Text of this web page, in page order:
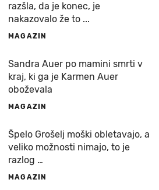
razšla, da je konec, je
nakazovalo že to ...
MAGAZIN
Sandra Auer po mamini smrti v
kraj, ki ga je Karmen Auer
oboževala
MAGAZIN
Špelo Grošelj moški obletavajo, a
veliko možnosti nimajo, to je
razlog …
MAGAZIN